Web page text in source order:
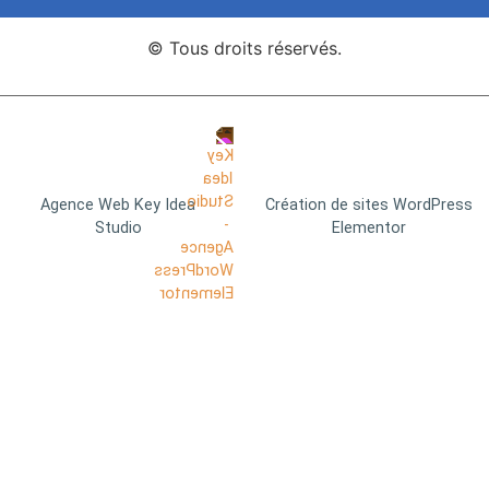
© Tous droits réservés.
Agence Web Key Idea
Studio
Création de sites WordPress
Elementor